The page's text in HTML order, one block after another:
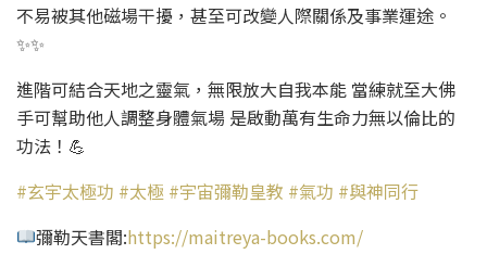
不易被其他磁場干擾，甚至可改變人際關係及事業運途。
✨✨
進階可結合天地之靈氣，無限放大自我本能 當練就至大佛
手可幫助他人調整身體氣場 是啟動萬有生命力無以倫比的
功法！💪
#玄宇太極功 #太極 #宇宙彌勒皇教 #氣功 #與神同行
彌勒天書閣:https://maitreya-books.com/